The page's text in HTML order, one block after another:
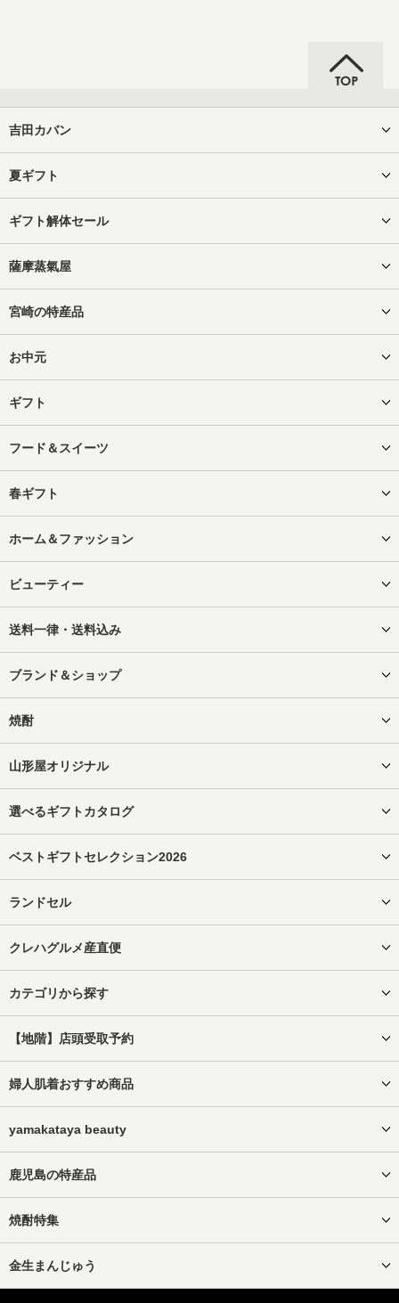
吉田カバン
夏ギフト
ギフト解体セール
薩摩蒸氣屋
宮崎の特産品
お中元
ギフト
フード＆スイーツ
春ギフト
ホーム＆ファッション
ビューティー
送料一律・送料込み
ブランド＆ショップ
焼酎
山形屋オリジナル
選べるギフトカタログ
ベストギフトセレクション2026
ランドセル
クレハグルメ産直便
カテゴリから探す
【地階】店頭受取予約
婦人肌着おすすめ商品
yamakataya beauty
鹿児島の特産品
焼酎特集
金生まんじゅう